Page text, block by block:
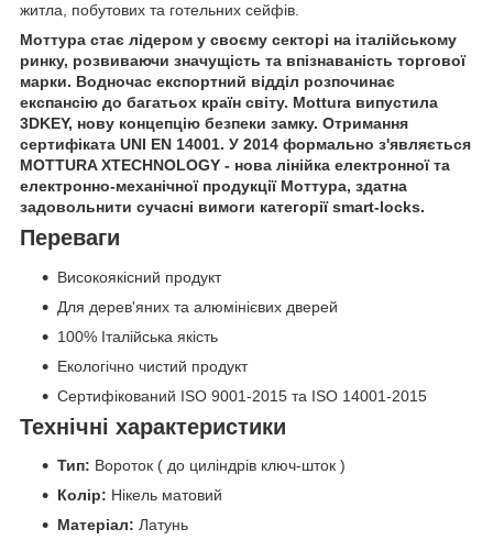
житла, побутових та готельних сейфів.
Моттура стає лідером у своєму секторі на італійському
ринку, розвиваючи значущість та впізнаваність торгової
марки. Водночас експортний відділ розпочинає
експансію до багатьох країн світу. Mottura випустила
3DKEY, нову концепцію безпеки замку. Отримання
сертифіката UNI EN 14001. У 2014 формально з'являється
MOTTURA XTECHNOLOGY - нова лінійка електронної та
електронно-механічної продукції Моттура, здатна
задовольнити сучасні вимоги категорії smart-locks.
Переваги
Високоякісний продукт
Для дерев'яних та алюмінієвих дверей
100% Італійська якість
Екологічно чистий продукт
Сертифікований ISO 9001-2015 та ISO 14001-2015
Технічні характеристики
Тип: Вороток ( до циліндрів ключ-шток )
Колір: Нікель матовий
Матеріал: Латунь